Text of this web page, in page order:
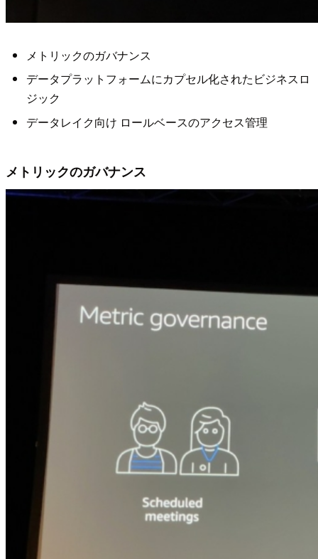
メトリックのガバナンス
データプラットフォームにカプセル化されたビジネスロ
ジック
データレイク向け ロールベースのアクセス管理
メトリックのガバナンス